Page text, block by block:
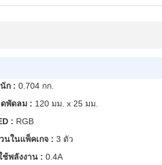
ก : 0.704 กก.
พัดลม : 120 มม. x 25 มม.
: RGB
นในแพ็คเกจ :3 ตัว
ช้พลังงาน : 0.4A